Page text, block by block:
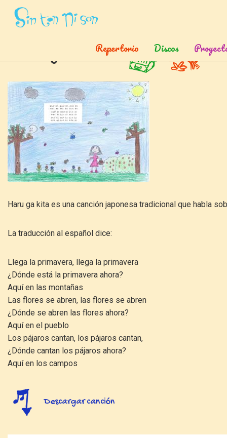
Repertorio Discos
Inicio » Canciones » Haru Ga Kita
Haru ga kita
Haru ga kita es una canción japonesa tradicional que habla
La traducción al español dice:
Llega la primavera, llega la primavera
¿Dónde está la primavera ahora?
Aquí en las montañas
Las flores se abren, las flores se abren
¿Dónde se abren las flores ahora?
Aquí en el pueblo
Los pájaros cantan, los pájaros cantan,
¿Dónde cantan los pájaros ahora?
Aquí en los campos
Descargar canción